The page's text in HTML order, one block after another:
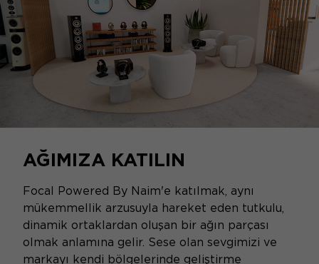
AĞIMIZA KATILIN
Focal Powered By Naim'e katılmak, aynı
mükemmellik arzusuyla hareket eden tutkulu,
dinamik ortaklardan oluşan bir ağın parçası
olmak anlamına gelir. Sese olan sevgimizi ve
markayı kendi bölgelerinde geliştirme